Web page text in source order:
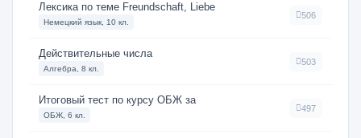
Лексика по теме Freundschaft, Liebe
Немецкий язык, 10 кл.
506
Действительные числа
Алгебра, 8 кл.
503
Итоговый тест по курсу ОБЖ за
ОБЖ, 6 кл.
497